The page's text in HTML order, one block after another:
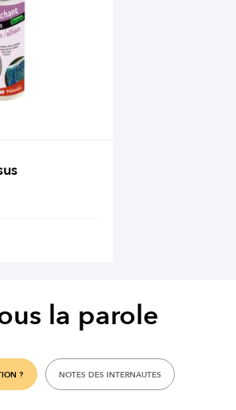
la parole
? NOTES DES INTERNAUTES